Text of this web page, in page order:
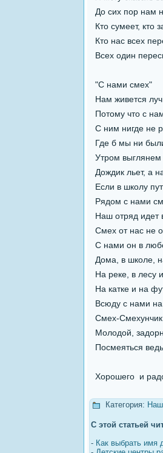
До сих пор нам
Кто сумеет, кто
Кто нас всех
Всех один
"С нами смех"
Нам живется
Потому что с
С ним нигде не
Где б мы ни
Утром выглянем
Дождик льет, а
Если в школу
Рядом с нами
Наш отряд идет
Смех от нас не
С нами он в
Дома, в школе,
На реке, в лесу
На катке и на
Всюду с нами
Смех-
Молодой,
Посмеяться
Хорошего и
Категория:
С этой статьей
- Как выбрать